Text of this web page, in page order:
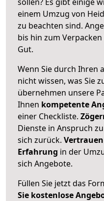
einem Umzug von
zu beachten sind.
bis hin zum
Gut.
Wenn Sie durch Ihren
nicht wissen, was Sie
übernehmen unsere
Ihnen kompetente
einer Checkliste.
Dienste in Anspruch
sich zurück. Vertrauen
Erfahrung in der
sich Angebote.
Füllen Sie jetzt das
Sie kostenlose